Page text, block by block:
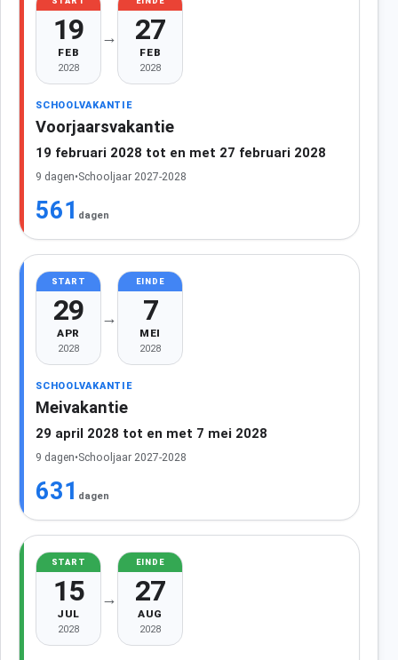
19
FEB
2028
→ 27
FEB
2028
SCHOOLVAKANTIE
Voorjaarsvakantie
19 februari 2028 tot en met 27 februari 2028
9 dagen•Schooljaar 2027-2028
561 dagen
START
29
APR
2028
→
EINDE
7
MEI
2028
SCHOOLVAKANTIE
Meivakantie
29 april 2028 tot en met 7 mei 2028
9 dagen•Schooljaar 2027-2028
631 dagen
START
15
JUL
2028
→
EINDE
27
AUG
2028